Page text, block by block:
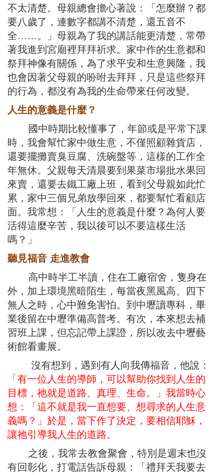
不太清楚。母親總會擔心著說：「怎麼辦？都
要八歲了，連數字都講不清楚，還五音不
全……。」母親為了我的講話能更清楚，常帶
著我進到宮廟裡拜拜祈求。家中作的生意都和
祭拜神像有關係，為了求平安和生意興隆，我
也會因著父母親的吩咐去拜拜，只是這些祭拜
的行為，都沒有為我的生命帶來任何改變。
人生的意義是什麼？
國中時期比較懂事了，年節或是平常下課
時，我會幫忙家中做生意，不僅照顧雜貨店，
還要擺攤賣臭豆腐、洗碗盤等，這樣的工作全
年無休。父親每天清晨要到果菜市場批水果回
來賣，還要去鐵工廠上班，看到父母親如此忙
累，家中三個兄弟放學回來，都要幫忙看顧店
面。我常想：「人生的意義是什麼？為何人要
活得這麼辛苦，我以後可以不要這樣生活
嗎？」
聽見福音 走進教會
高中時半工半讀，住在工廠宿舍，隻身在
外，加上環境黑暗陌生，每當夜黑風高、四下
無人之時，心中難免害怕。到中壢讀專科，畢
業後留在中壢準備高普考。有次，本來想去補
習班上課，但忘記帶上課證，所以改去中壢藝
術館看畫展。
沒有想到，遇到有人向我傳福音，他說：
「有一位人生的導師，可以幫助你找到人生的
目標，祂就是道路、真理、生命。」我當時心
想：「這不就是我一直想要、想尋求的人生意
義嗎？」於是，當下作了決定，要相信耶穌，
讓祂引導我人生的道路。
之後，我常去教會聚會，特別是週末也沒
有回彰化，打電話告訴母親：「禮拜天我要去